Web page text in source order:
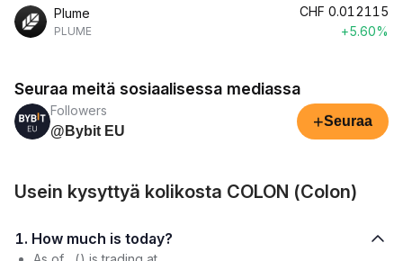
Plume
PLUME
CHF 0.012115
+5.60%
Seuraa meitä sosiaalisessa mediassa
Followers
@Bybit EU
+Seuraa
Usein kysyttyä kolikosta COLON (Colon)
1. How much is today?